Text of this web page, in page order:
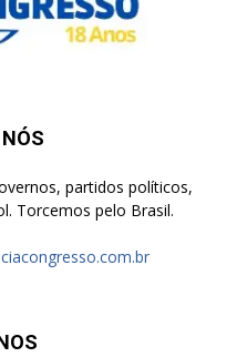
partidos políticos,
Torcemos pelo Brasil.